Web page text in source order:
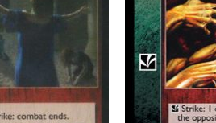
wishlist